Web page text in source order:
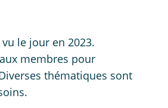
le jour en 2023.
membres pour
thématiques sont